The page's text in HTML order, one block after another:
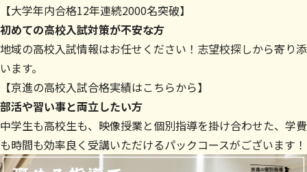
【大学年内合格12年連続2000名突破】
初めての高校入試対策が不安な方
地域の高校入試情報はお任せください！志望校探しから寄り添
います。
【京進の高校入試合格実績はこちらから】
部活や習い事と両立したい方
中学生も高校生も、映像授業と個別指導を掛け合わせた、学費
も時間も効率良く受講いただけるパックコースがございます！